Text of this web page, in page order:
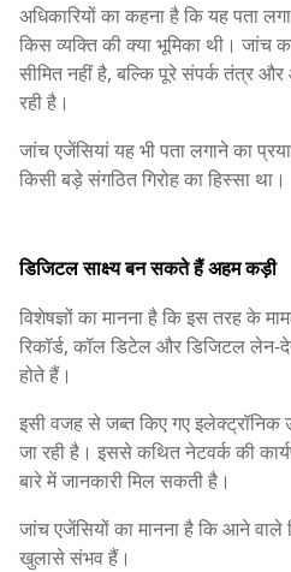
अधिकारियों का कहना है कि यह पता
किस व्यक्ति की क्या भूमिका थी। जांच
सीमित नहीं है, बल्कि पूरे संपर्क तंत्र
रही है।
जांच एजेंसियां यह भी पता लगाने का
किसी बड़े संगठित गिरोह का हिस्सा था।
डिजिटल साक्ष्य बन सकते हैं अहम कड़ी
विशेषज्ञों का मानना है कि इस तरह के
रिकॉर्ड, कॉल डिटेल और डिजिटल लेन-
होते हैं।
इसी वजह से जब्त किए गए
जा रही है। इससे कथित नेटवर्क की
बारे में जानकारी मिल सकती है।
जांच एजेंसियों का मानना है कि आने वाले
खुलासे संभव हैं।